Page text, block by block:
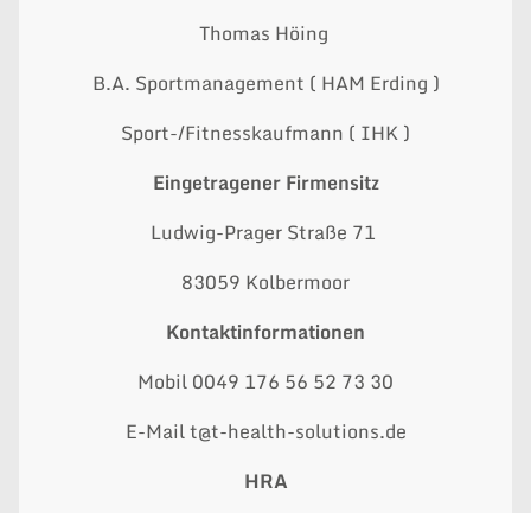
Thomas Höing
B.A. Sportmanagement ( HAM Erding )
Sport-/Fitnesskaufmann ( IHK )
Eingetragener Firmensitz
Ludwig-Prager Straße 71
83059 Kolbermoor
Kontaktinformationen
Mobil 0049 176 56 52 73 30
E-Mail t@t-health-solutions.de
HRA